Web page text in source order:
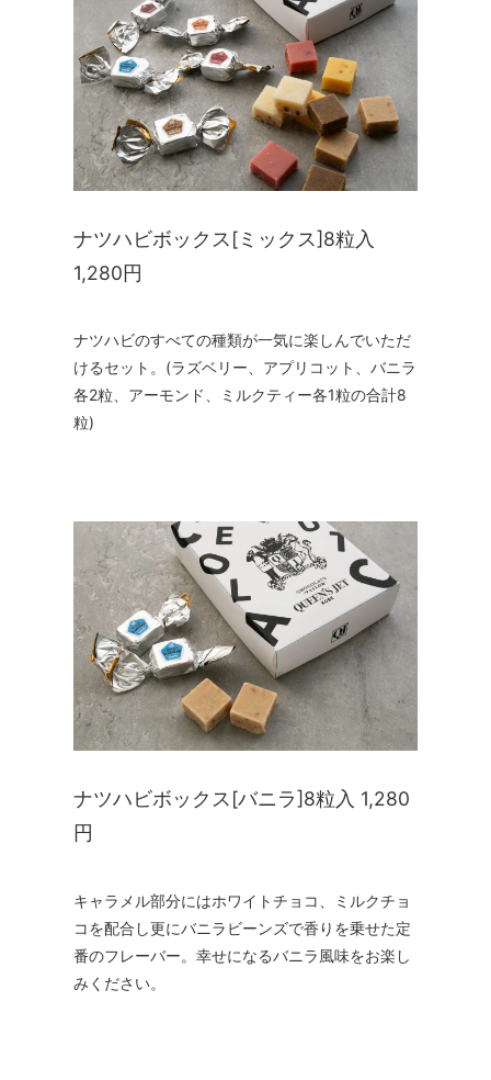
ナツハビボックス[ミックス]8粒入
1,280円
ナツハビのすべての種類が一気に楽しんでいただ
けるセット。(ラズベリー、アプリコット、バニラ
各2粒、アーモンド、ミルクティー各1粒の合計8
粒)
ナツハビボックス[バニラ]8粒入 1,280
円
キャラメル部分にはホワイトチョコ、ミルクチョ
コを配合し更にバニラビーンズで香りを乗せた定
番のフレーバー。幸せになるバニラ風味をお楽し
みください。